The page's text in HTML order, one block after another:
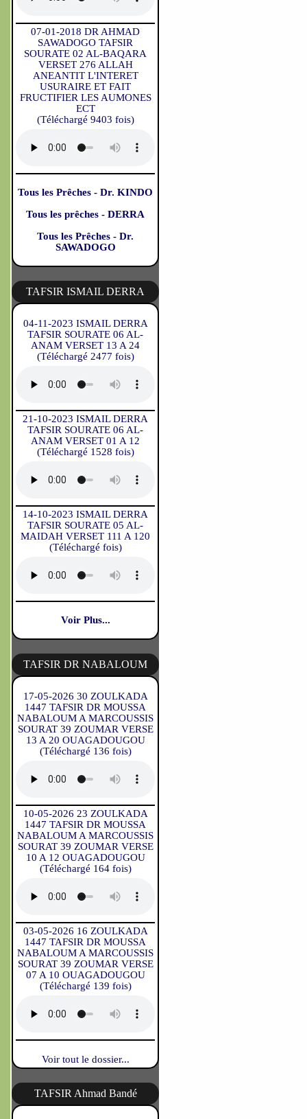
07-01-2018 DR AHMAD
SAWADOGO TAFSIR
SOURATE 02 AL-BAQARA
VERSET 276 ALLAH
ANEANTIT L'INTERET
USURAIRE ET FAIT
FRUCTIFIER LES AUMONES
ECT
(Téléchargé 9403 fois)
Tous les Prêches - Dr. KINDO
Tous les prêches - DERRA
Tous les Prêches - Dr.
SAWADOGO
TAFSIR ISMAIL DERRA
04-11-2023 ISMAIL DERRA
TAFSIR SOURATE 06 AL-
ANAM VERSET 13 A 24
(Téléchargé 2477 fois)
21-10-2023 ISMAIL DERRA
TAFSIR SOURATE 06 AL-
ANAM VERSET 01 A 12
(Téléchargé 1528 fois)
14-10-2023 ISMAIL DERRA
TAFSIR SOURATE 05 AL-
MAIDAH VERSET 111 A 120
(Téléchargé fois)
Voir Plus...
TAFSIR DR NABALOUM
17-05-2026 30 ZOULKADA
1447 TAFSIR DR MOUSSA
NABALOUM A MARCOUSSIS
SOURAT 39 ZOUMAR VERSE
13 A 20 OUAGADOUGOU
(Téléchargé 136 fois)
10-05-2026 23 ZOULKADA
1447 TAFSIR DR MOUSSA
NABALOUM A MARCOUSSIS
SOURAT 39 ZOUMAR VERSE
10 A 12 OUAGADOUGOU
(Téléchargé 164 fois)
03-05-2026 16 ZOULKADA
1447 TAFSIR DR MOUSSA
NABALOUM A MARCOUSSIS
SOURAT 39 ZOUMAR VERSE
07 A 10 OUAGADOUGOU
(Téléchargé 139 fois)
Voir tout le dossier...
TAFSIR Ahmad Bandé